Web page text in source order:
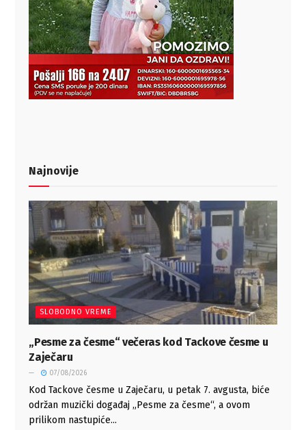
Najnovije
SLOBODNO VREME
„Pesme za česme“ večeras kod Tackove česme u
Zaječaru
07/08/2026
Kod Tackove česme u Zaječaru, u petak 7. avgusta, biće
održan muzički događaj „Pesme za česme“, a ovom
prilikom nastupiće...